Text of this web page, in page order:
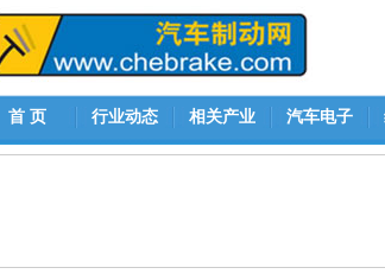
首 页 行业动态 相关产业 汽车电子